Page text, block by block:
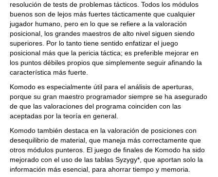
resolución de tests de problemas tácticos. Todos los módulos
buenos son de lejos más fuertes tácticamente que cualquier
jugador humano, pero en lo que se refiere a la valoración
posicional, los grandes maestros de alto nivel siguen siendo
superiores. Por lo tanto tiene sentido enfatizar el juego
posicional más que la pericia táctica; es preferible mejorar en
los puntos débiles propios que simplemente seguir afinando la
característica más fuerte.
Komodo es especialmente útil para el análisis de aperturas,
porque su gran maestro programador siempre se ha asegurado
de que las valoraciones del programa coinciden con las
aceptadas por la teoría en general.
Komodo también destaca en la valoración de posiciones con
desequilibrio de material, que maneja más correctamente que
otros módulos punteros. El juego de finales de Komodo ha sido
mejorado con el uso de las tablas Syzygy *, que aportan solo la
información más esencial, para ahorrar tiempo y memoria.